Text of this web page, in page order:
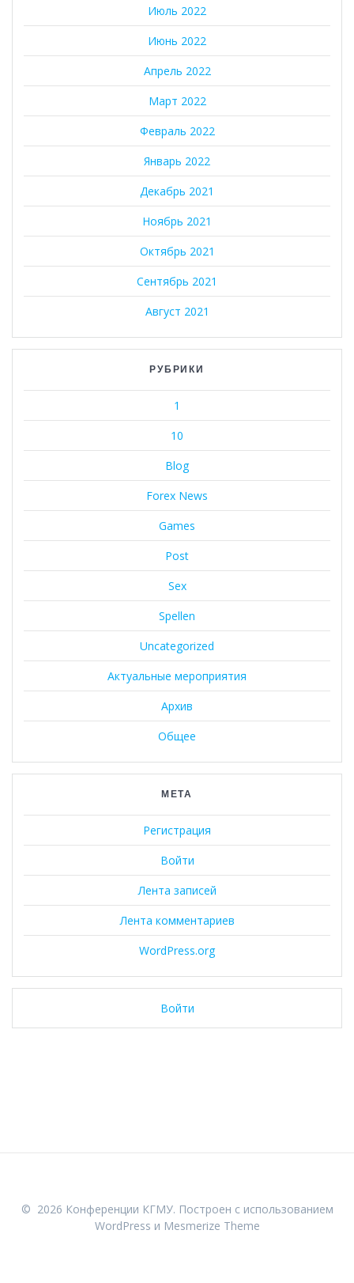
Июль 2022
Июнь 2022
Апрель 2022
Март 2022
Февраль 2022
Январь 2022
Декабрь 2021
Ноябрь 2021
Октябрь 2021
Сентябрь 2021
Август 2021
РУБРИКИ
1
10
Blog
Forex News
Games
Post
Sex
Spellen
Uncategorized
Актуальные мероприятия
Архив
Общее
МЕТА
Регистрация
Войти
Лента записей
Лента комментариев
WordPress.org
Войти
© 2026 Конференции КГМУ. Построен с использованием
WordPress и Mesmerize Theme